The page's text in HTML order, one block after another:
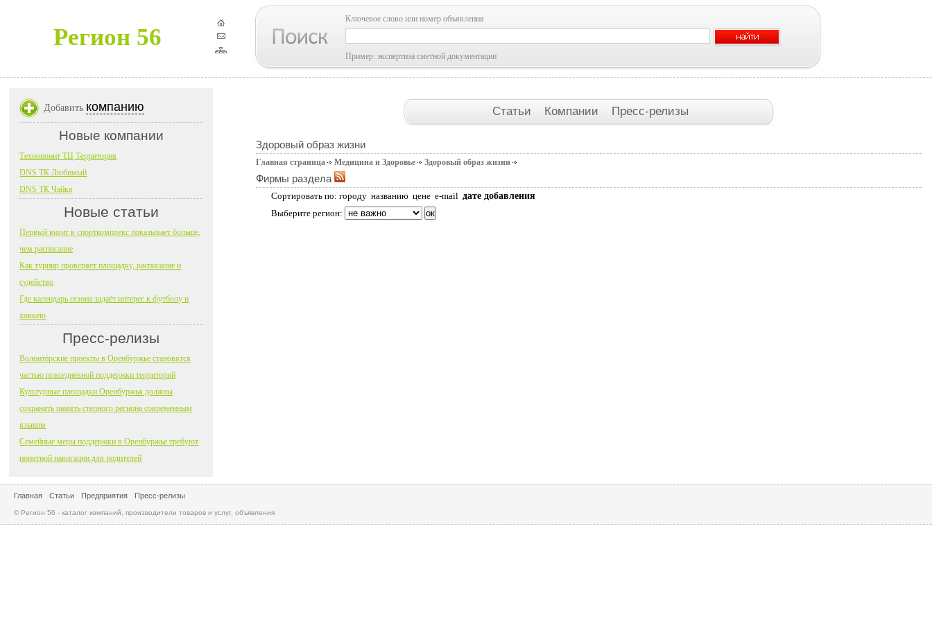
Регион 56
Ключевое слово или номер объявления
Пример: экспертиза сметной документации
Статьи Компании Пресс-релизы
Здоровый образ жизни
Главная страница Медицина и Здоровье Здоровый образ жизни
Фирмы раздела
Сортировать по: городу названию цене e-mail дате добавления
Выберите регион:
Добавить компанию
Новые компании
Технопоинт ТЦ Территория
DNS ТК Любимый
DNS ТК Чайка
Новые статьи
Первый визит в спорткомплекс показывает больше,
чем расписание
Как турнир проверяет площадку, расписание и
судейство
Где календарь сезона задаёт интерес к футболу и
хоккею
Пресс-релизы
Волонтёрские проекты в Оренбуржье становятся
частью повседневной поддержки территорий
Культурные площадки Оренбуржья должны
сохранять память степного региона современным
языком
Семейные меры поддержки в Оренбуржье требуют
понятной навигации для родителей
Главная Статьи Предприятия Пресс-релизы
© Регион 56 - каталог компаний, производители товаров и услуг, объявления